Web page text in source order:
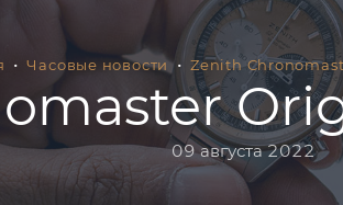
Часовые новости Zenith
09 августа 2022